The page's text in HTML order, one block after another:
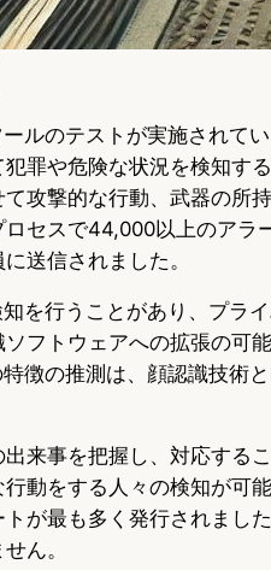
ルのテストが実施されて
罪や危険な状況を検知す
攻撃的な行動、武器の所
ロセスで44,000以上のアラ
送信されました。
を行うことがあり、プラ
フトウェアへの拡張の可
徴の推測は、顔認識技術
来事を把握し、対応する
動をする人々の検知が可
が最も多く発行されまし
ん。